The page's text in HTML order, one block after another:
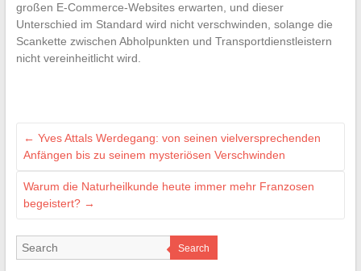
großen E-Commerce-Websites erwarten, und dieser
Unterschied im Standard wird nicht verschwinden, solange die
Scankette zwischen Abholpunkten und Transportdienstleistern
nicht vereinheitlicht wird.
← Yves Attals Werdegang: von seinen vielversprechenden
Anfängen bis zu seinem mysteriösen Verschwinden
Warum die Naturheilkunde heute immer mehr Franzosen
begeistert? →
Search